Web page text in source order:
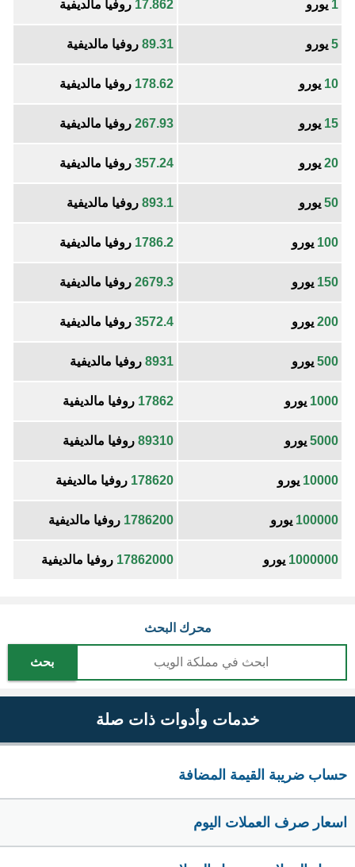
1 يورو 17.862 روفيا مالديفية
5 يورو 89.31 روفيا مالديفية
10 يورو 178.62 روفيا مالديفية
15 يورو 267.93 روفيا مالديفية
20 يورو 357.24 روفيا مالديفية
50 يورو 893.1 روفيا مالديفية
100 يورو 1786.2 روفيا مالديفية
150 يورو 2679.3 روفيا مالديفية
200 يورو 3572.4 روفيا مالديفية
500 يورو 8931 روفيا مالديفية
1000 يورو 17862 روفيا مالديفية
5000 يورو 89310 روفيا مالديفية
10000 يورو 178620 روفيا مالديفية
100000 يورو 1786200 روفيا مالديفية
1000000 يورو 17862000 روفيا مالديفية
محرك البحث
بحث
خدمات وأدوات ذات صلة
حساب ضريبة القيمة المضافة
اسعار صرف العملات اليوم